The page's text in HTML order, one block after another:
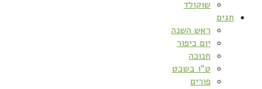
שוקולד
חגים
ראש השנה
יום כיפור
חנוכה
ט”ו בשבט
פורים